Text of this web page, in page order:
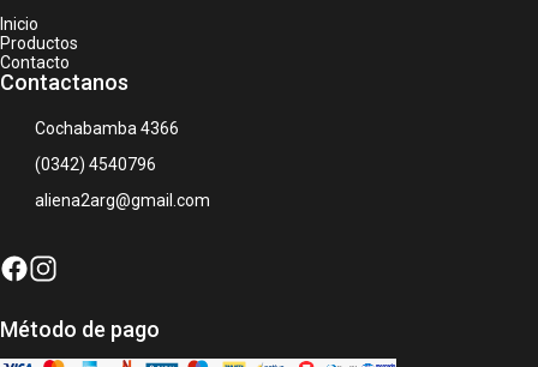
Inicio
Productos
Contacto
Contactanos
Cochabamba 4366
(0342) 4540796
aliena2arg@gmail.com
Método de pago